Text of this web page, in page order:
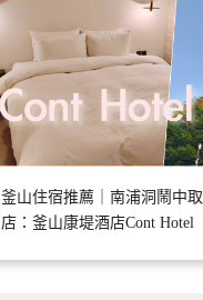
釜山住宿推薦｜南浦洞鬧中
店：釜山康堤酒店Cont Hotel